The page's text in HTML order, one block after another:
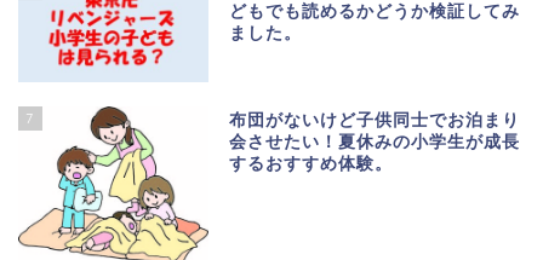
どもでも読めるかどうか検証してみ
ました。
7
布団がないけど子供同士でお泊まり
会させたい！夏休みの小学生が成長
するおすすめ体験。